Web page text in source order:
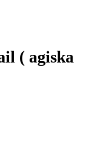
( agiska